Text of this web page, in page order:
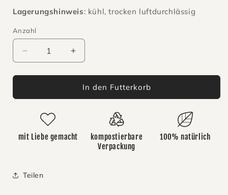
Lagerungshinweis: kühl, trocken luftdurchlässig
Anzahl
Anzahl
Verringere
die
Menge
Rosakakadu
Erhöhe
die
Menge
Rosakakadu
In den Futterkorb
mit Liebe gemacht
kompostierbare
Verpackung
100% natürlich
Teilen